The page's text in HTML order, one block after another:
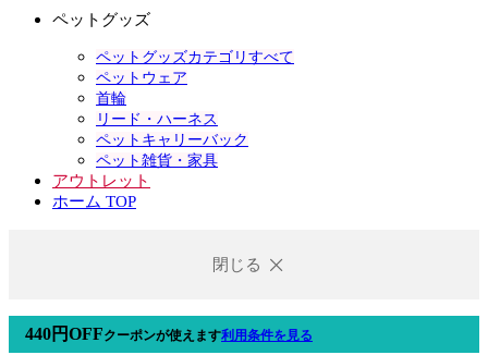
ペットグッズ
ペットグッズカテゴリすべて
ペットウェア
首輪
リード・ハーネス
ペットキャリーバック
ペット雑貨・家具
アウトレット
ホーム TOP
閉じる
440円OFFクーポンが使えます利用条件を見る